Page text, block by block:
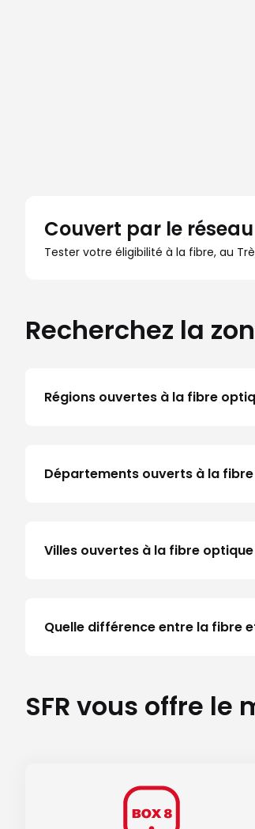
Couvert par le réseau
Tester votre éligibilité à la fibre, au
Recherchez la
Régions ouvertes à la fibre
Départements ouverts à la
Villes ouvertes à la fibre
Quelle différence entre la fibre
SFR vous offre